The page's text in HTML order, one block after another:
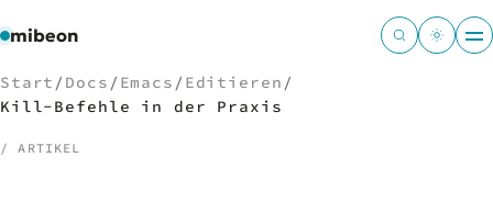
mibeon
Start / Docs / Emacs / Editieren /
Kill-Befehle in der Praxis
/ ARTIKEL